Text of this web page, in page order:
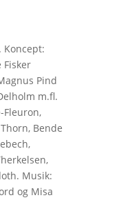
Fisker
Pind
m.fl.
Fleuron,
Bende
Musik:
og Misa